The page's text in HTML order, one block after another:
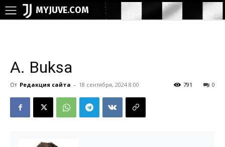
MYJUVE.COM
A. Buksa
От Редакция сайта - 18 сентября, 2024 8:00 0
791